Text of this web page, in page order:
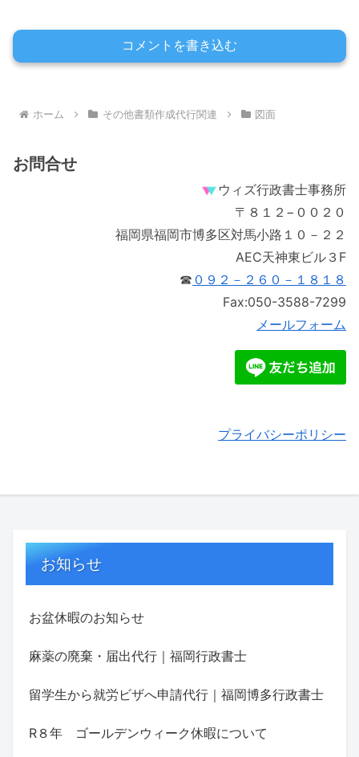
コメントを書き込む
ホーム その他書類作成代行関連 図面
お問合せ
ウィズ行政書士事務所
〒８１２−００２０
福岡県福岡市博多区対馬小路１０－２２
AEC天神東ビル３F
☎ ０９２－２６０－１８１８
Fax:050-3588-7299
メールフォーム
プライバシーポリシー
お知らせ
お盆休暇のお知らせ
麻薬の廃棄・届出代行｜福岡行政書士
留学生から就労ビザへ申請代行｜福岡博多行政書士
R８年 ゴールデンウィーク休暇について